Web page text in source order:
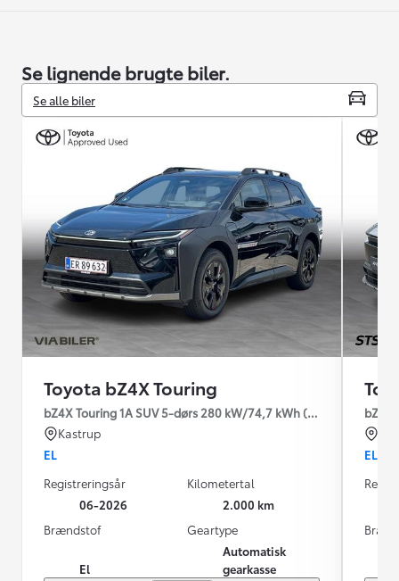
Se lignende brugte biler.
Se alle biler
Toyota bZ4X Touring
bZ4X Touring 1A SUV 5-dørs 280 kW/74,7 kWh (380 hk) aut.
Kastrup
EL
Registreringsår
06-2026
Kilometertal
2.000 km
Brændstof
El
Geartype
Automatisk
gearkasse
bZ4X
EL